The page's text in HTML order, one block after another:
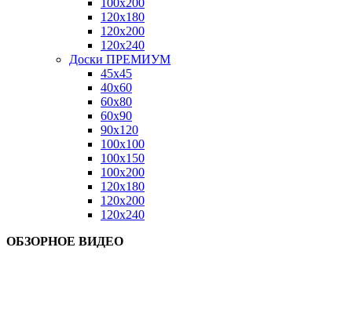
100x200
120x180
120x200
120x240
Доски ПРЕМИУМ
45x45
40x60
60x80
60x90
90x120
100x100
100x150
100x200
120x180
120x200
120x240
ОБЗОРНОЕ ВИДЕО